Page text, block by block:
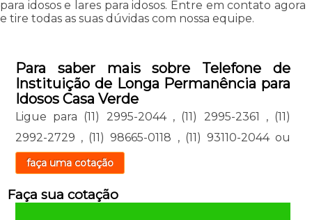
para idosos e lares para idosos. Entre em contato agora
e tire todas as suas dúvidas com nossa equipe.
Para saber mais sobre Telefone de
Instituição de Longa Permanência para
Idosos Casa Verde
Ligue para (11) 2995-2044 , (11) 2995-2361 , (11)
2992-2729 , (11) 98665-0118 , (11) 93110-2044 ou
faça uma cotação
Faça sua cotação